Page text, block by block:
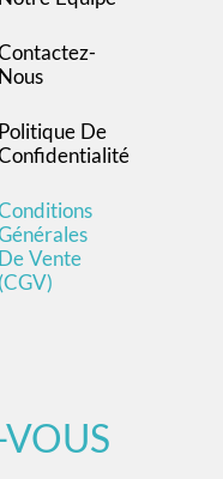
Nous
Politique De
De Vente
(CGV)